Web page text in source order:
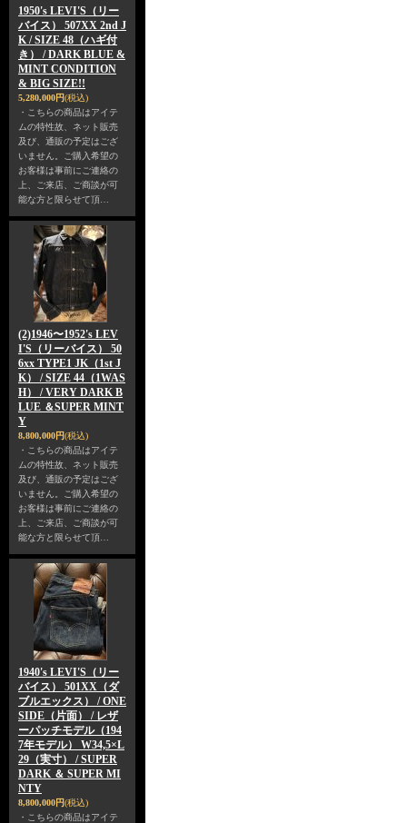
1950's LEVI'S（リー
バイス） 507XX 2nd J
K / SIZE 48（ハギ付
き） / DARK BLUE &
MINT CONDITION
& BIG SIZE!!
5,280,000円(税込)
・こちらの商品はアイテ
ムの特性故、ネット販売
及び、通販の予定はござ
いません。ご購入希望の
お客様は事前にご連絡の
上、ご来店、ご商談が可
能な方と限らせて頂…
(2)1946〜1952's LEV
I'S（リーバイス） 50
6xx TYPE1 JK（1st J
K） / SIZE 44（1WAS
H） / VERY DARK B
LUE ＆SUPER MINT
Y
8,800,000円(税込)
・こちらの商品はアイテ
ムの特性故、ネット販売
及び、通販の予定はござ
いません。ご購入希望の
お客様は事前にご連絡の
上、ご来店、ご商談が可
能な方と限らせて頂…
1940's LEVI'S（リー
バイス） 501XX（ダ
ブルエックス） / ONE
SIDE（片面） / レザ
ーパッチモデル（194
7年モデル） W34,5×L
29（実寸） / SUPER
DARK ＆ SUPER MI
NTY
8,800,000円(税込)
・こちらの商品はアイテ